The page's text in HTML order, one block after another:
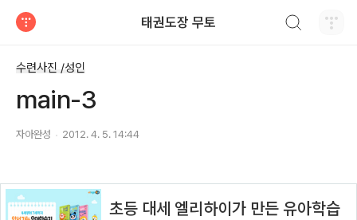
태권도장 무토
수련사진 /성인
main-3
자아완성 2012. 4. 5. 14:44